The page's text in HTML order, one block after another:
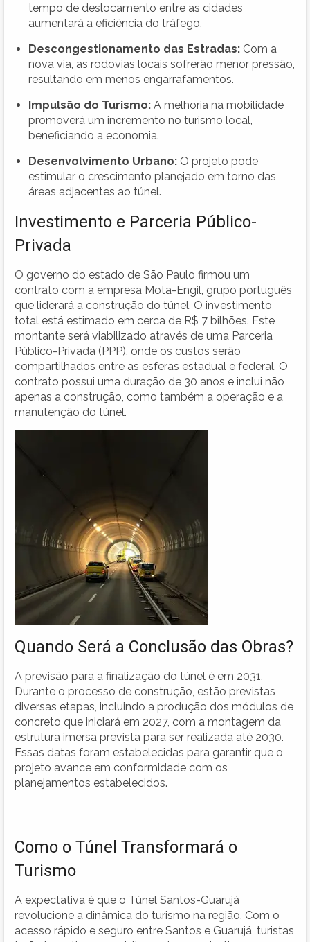
tempo de deslocamento entre as cidades
aumentará a eficiência do tráfego.
Descongestionamento das Estradas: Com a
nova via, as rodovias locais sofrerão menor pressão,
resultando em menos engarrafamentos.
Impulsão do Turismo: A melhoria na mobilidade
promoverá um incremento no turismo local,
beneficiando a economia.
Desenvolvimento Urbano: O projeto pode
estimular o crescimento planejado em torno das
áreas adjacentes ao túnel.
Investimento e Parceria Público-
Privada
O governo do estado de São Paulo firmou um
contrato com a empresa Mota-Engil, grupo português
que liderará a construção do túnel. O investimento
total está estimado em cerca de R$ 7 bilhões. Este
montante será viabilizado através de uma Parceria
Público-Privada (PPP), onde os custos serão
compartilhados entre as esferas estadual e federal. O
contrato possui uma duração de 30 anos e inclui não
apenas a construção, como também a operação e a
manutenção do túnel.
Quando Será a Conclusão das Obras?
A previsão para a finalização do túnel é em 2031.
Durante o processo de construção, estão previstas
diversas etapas, incluindo a produção dos módulos de
concreto que iniciará em 2027, com a montagem da
estrutura imersa prevista para ser realizada até 2030.
Essas datas foram estabelecidas para garantir que o
projeto avance em conformidade com os
planejamentos estabelecidos.
Como o Túnel Transformará o
Turismo
A expectativa é que o Túnel Santos-Guarujá
revolucione a dinâmica do turismo na região. Com o
acesso rápido e seguro entre Santos e Guarujá, turistas